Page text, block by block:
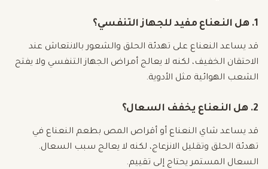
1. هل النعناع مفيد للجهاز التنفسي؟
قد يساعد النعناع على تهدئة الحلق والشعور بالانتعاش عند
الاحتقان الخفيف، لكنه لا يعالج أمراض الجهاز التنفسي ولا يفتح
الشعب الهوائية مثل الأدوية.
2. هل النعناع يخفف السعال؟
قد يساعد شاي النعناع أو أقراص المص بطعم النعناع في
تهدئة الحلق وتقليل الانزعاج، لكنه لا يعالج سبب السعال.
السعال المستمر يحتاج إلى تقييم.